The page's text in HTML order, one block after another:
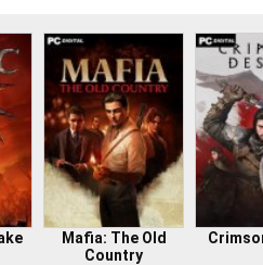
Mafia: The Old
Country